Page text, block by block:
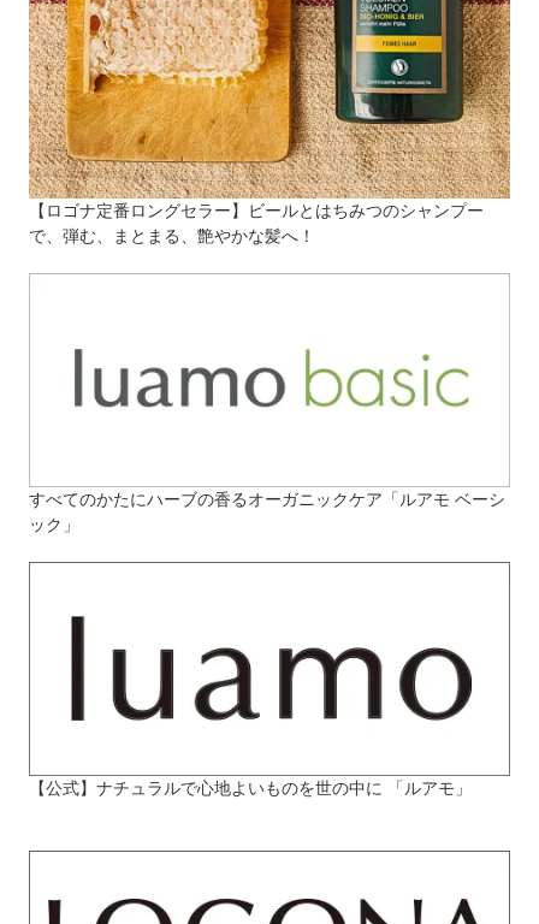
【ロゴナ定番ロングセラー】ビールとはちみつのシャンプー
で、弾む、まとまる、艶やかな髪へ！
すべてのかたにハーブの香るオーガニックケア「ルアモ ベーシ
ック」
【公式】ナチュラルで心地よいものを世の中に 「ルアモ」